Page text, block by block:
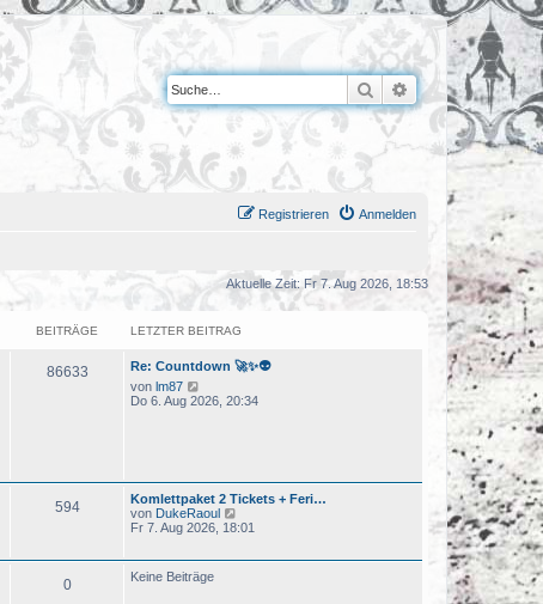
Suche Erweiterte Suche
Anmelden
Registrieren
Aktuelle Zeit: Fr 7. Aug 2026, 18:53
BEITRÄGE LETZTER BEITRAG
86633
Re: Countdown 🚀✨👽
von lm87
e
r
B
e
i
r
a
g
Do 6. Aug 2026, 20:34
594
Komlettpaket 2 Tickets + Feri…
von DukeRaoul
e
Fr 7. Aug 2026, 18:01
0 Keine Beiträge